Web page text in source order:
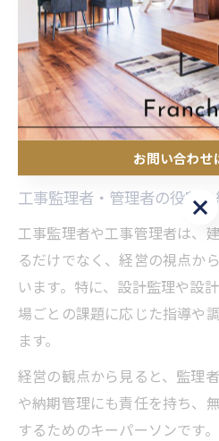
また、資格取得や外部セミナ
の管理ノウハウや法律改正へ
も大切です。実際に、管理職
講したことで、現場全体の生
という声も多く聞かれます。
工事監理者・管理者の役割
工事監理者や工事管理者は、
るだけでなく、経営の視点か
います。特に、設計監理や設
場ごとの課題に応じた指導や
ます。
経営の観点から見ると、監理
や納期管理にも責任を持ち、
するためのキーパーソンです
お問い合わせ
お問い合わせ